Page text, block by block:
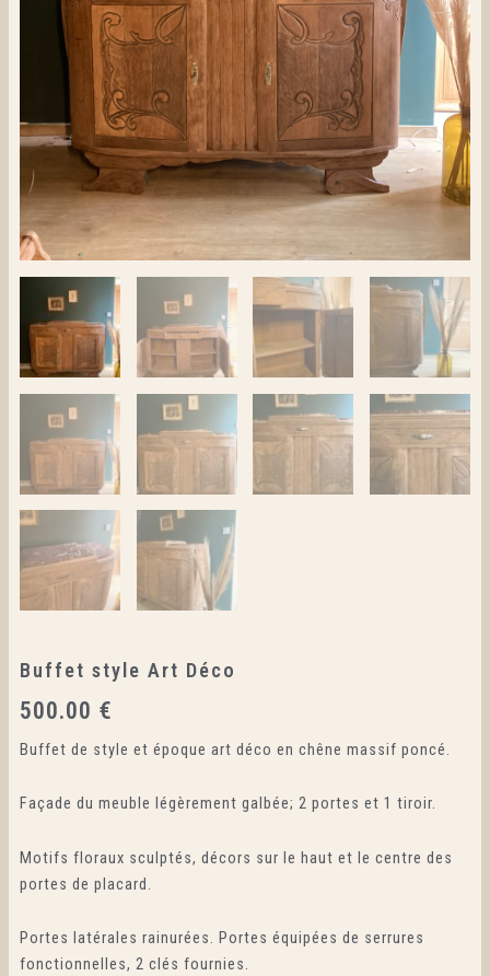
Buffet style Art Déco
500.00 €
Buffet de style et époque art déco en chêne massif poncé.
Façade du meuble légèrement galbée; 2 portes et 1 tiroir.
Motifs floraux sculptés, décors sur le haut et le centre des
portes de placard.
Portes latérales rainurées. Portes équipées de serrures
fonctionnelles, 2 clés fournies.